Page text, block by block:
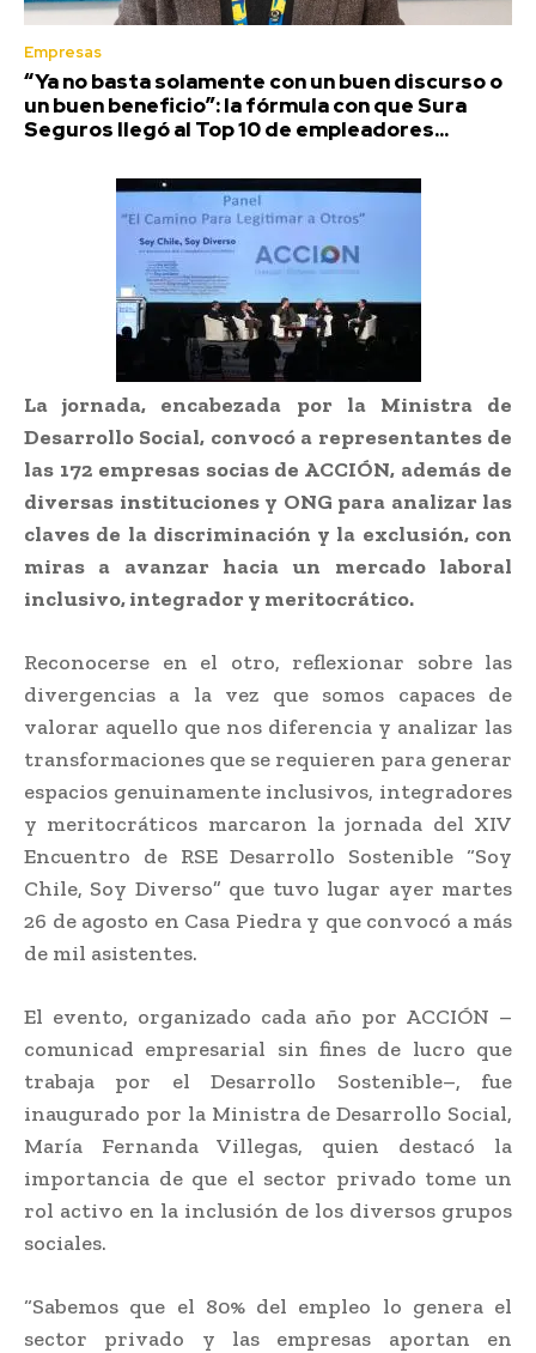
Empresas
“Ya no basta solamente con un buen discurso o
un buen beneficio”: la fórmula con que Sura
Seguros llegó al Top 10 de empleadores...
La jornada, encabezada por la Ministra de
Desarrollo Social, convocó a representantes de
las 172 empresas socias de ACCIÓN, además de
diversas instituciones y ONG para analizar las
claves de la discriminación y la exclusión, con
miras a avanzar hacia un mercado laboral
inclusivo, integrador y meritocrático.
Reconocerse en el otro, reflexionar sobre las
divergencias a la vez que somos capaces de
valorar aquello que nos diferencia y analizar las
transformaciones que se requieren para generar
espacios genuinamente inclusivos, integradores
y meritocráticos marcaron la jornada del XIV
Encuentro de RSE Desarrollo Sostenible “Soy
Chile, Soy Diverso” que tuvo lugar ayer martes
26 de agosto en Casa Piedra y que convocó a más
de mil asistentes.
El evento, organizado cada año por ACCIÓN –
comunicad empresarial sin fines de lucro que
trabaja por el Desarrollo Sostenible–, fue
inaugurado por la Ministra de Desarrollo Social,
María Fernanda Villegas, quien destacó la
importancia de que el sector privado tome un
rol activo en la inclusión de los diversos grupos
sociales.
“Sabemos que el 80% del empleo lo genera el
sector privado y las empresas aportan en